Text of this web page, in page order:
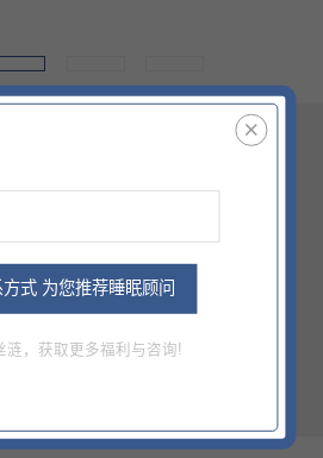
价格
¥139
导价（该价格不含底床）
式 为您推荐睡眠顾问
涟，获取更多福利与咨询!